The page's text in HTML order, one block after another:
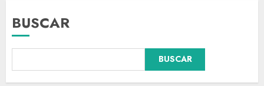
BUSCAR
BUSCAR
Fallece Carlos Garfias Merlos,